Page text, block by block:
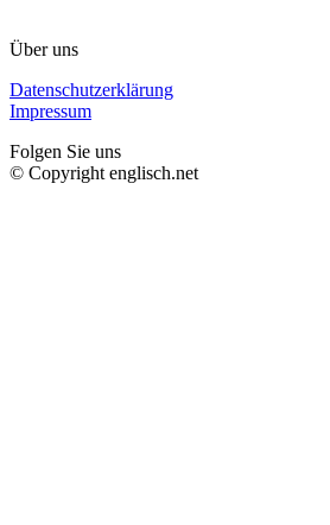
Über uns
Datenschutzerklärung
Impressum
Folgen Sie uns
© Copyright englisch.net